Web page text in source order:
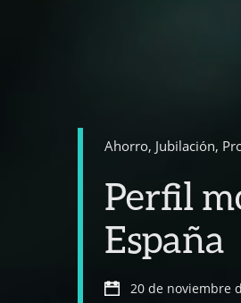
Ahorro, Jubilación,
Perfil
España
20 de noviembre